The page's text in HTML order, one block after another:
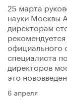
25 марта
науки Москвы
директорам
официального
специалиста
директоров
это
6 апреля